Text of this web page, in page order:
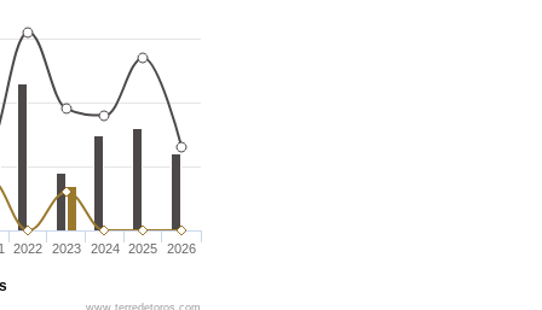
2022 2023 2024 2025 2026
www.terredetoros.com